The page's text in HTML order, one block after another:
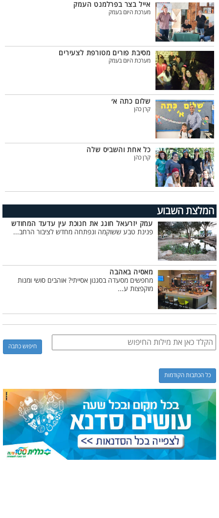
אייל בצר בפרלמנט העמק
מערכת היום בעמק
מסיבת פורים מטורפת לצעירים
מערכת היום בעמק
שלום כתה א׳
קרן כהן
כל אחת והשביס שלה
קרן כהן
המלצת השבוע
עמק יזרעאל חוגג את חנוכת עין עדעד המחודש
פנינת טבע ששוקמה ונפתחה מחדש לציבור הרחב...
מאסיה באהבה
מחפשים מסעדה בסגנון אסייתי? אוהבים סושי ומנות
מוקפצות ע...
כל הכתבות הקודמות